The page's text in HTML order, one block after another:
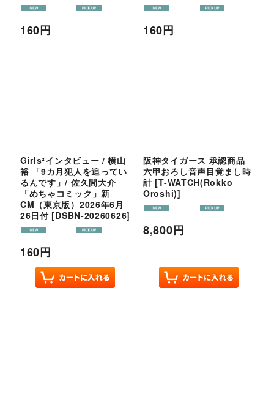
160円 160円
Girls²インタビュー / 横山
裕 「9カ月犯人を追ってい
るんです」/ 佐久間大介
「めちゃコミック」新
CM（東京版）2026年6月
26日付 [DSBN-20260626]
160円
阪神タイガース 承認商品
六甲おろし音声目覚まし時
計 [T-WATCH(Rokko
Oroshi)]
8,800円